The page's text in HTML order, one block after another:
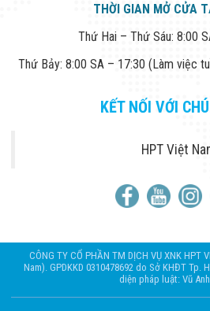
THỜI GIAN MỞ CỬA
Thứ Hai – Thứ Sáu: 8:00
Thứ Bảy: 8:00 SA – 17:30 (Làm việc
KẾT NỐI VỚI
HPT Việt
CÔNG TY CỔ PHẦN TM DỊCH VỤ XNK HPT
Nam). GPDKKD 0310478692 do Sở KHĐT Tp.
diện pháp luật: Vũ Anh